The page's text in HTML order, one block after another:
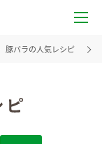
豚バラの人気レシピ